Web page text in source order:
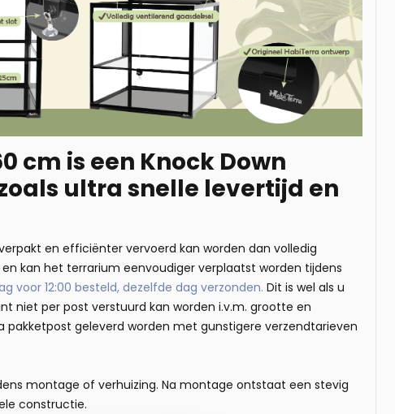
cm is een Knock Down
ultra snelle levertijd en
en efficiënter vervoerd kan worden dan volledig
kan het terrarium eenvoudiger verplaatst worden tijdens
voor 12:00 besteld, dezelfde dag verzonden.Dit is wel als u
niet per post verstuurd kan worden i.v.m. grootte en
pakketpost geleverd worden met gunstigere verzendtarieven
montage of verhuizing. Na montage ontstaat een stevig
constructie.